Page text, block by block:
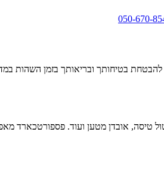
בטיחותך ובריאותך בזמן השהות
טיסה, אובדן מטען ועוד.